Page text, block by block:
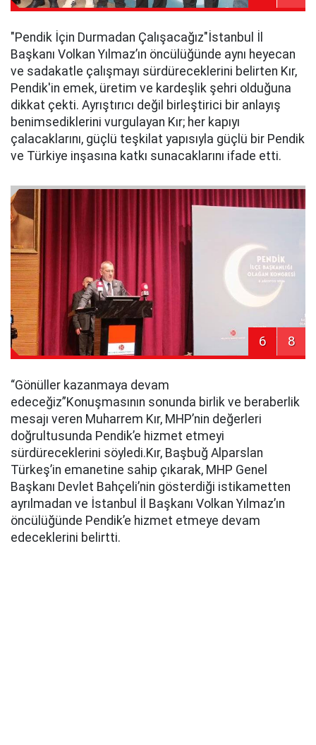
​"Pendik İçin Durmadan Çalışacağız"​İstanbul İl
Başkanı Volkan Yılmaz’ın öncülüğünde aynı heyecan
ve sadakatle çalışmayı sürdüreceklerini belirten Kır,
Pendik'in emek, üretim ve kardeşlik şehri olduğuna
dikkat çekti. Ayrıştırıcı değil birleştirici bir anlayış
benimsediklerini vurgulayan Kır; her kapıyı
çalacaklarını, güçlü teşkilat yapısıyla güçlü bir Pendik
ve Türkiye inşasına katkı sunacaklarını ifade etti.
6 8
“Gönüller kazanmaya devam
edeceğiz”Konuşmasının sonunda birlik ve beraberlik
mesajı veren Muharrem Kır, MHP’nin değerleri
doğrultusunda Pendik’e hizmet etmeyi
sürdüreceklerini söyledi.Kır, Başbuğ Alparslan
Türkeş’in emanetine sahip çıkarak, MHP Genel
Başkanı Devlet Bahçeli’nin gösterdiği istikametten
ayrılmadan ve İstanbul İl Başkanı Volkan Yılmaz’ın
öncülüğünde Pendik’e hizmet etmeye devam
edeceklerini belirtti.